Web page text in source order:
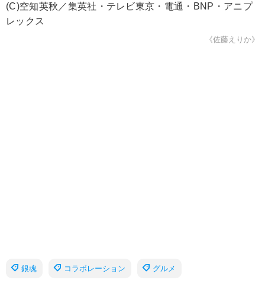
(C)空知英秋／集英社・テレビ東京・電通・BNP・アニプ
レックス
《佐藤えりか》
銀魂 コラボレーション グルメ